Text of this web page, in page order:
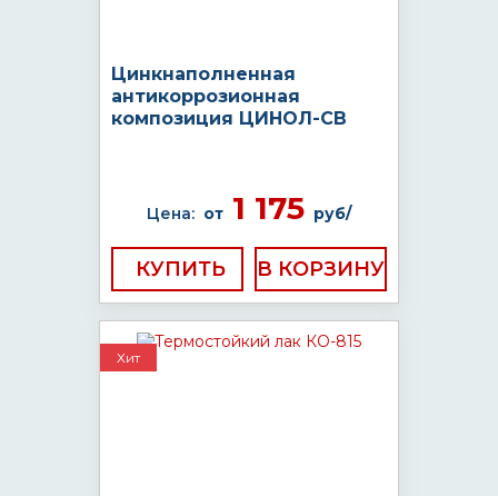
Цинкнаполненная
антикоррозионная
композиция ЦИНОЛ-СВ
Цена: от 1 175 руб/
КУПИТЬ
Хит